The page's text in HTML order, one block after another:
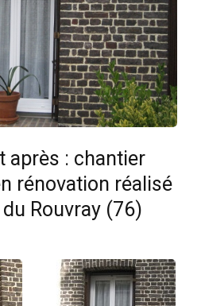
après : chantier
rénovation réalisé
Rouvray (76)